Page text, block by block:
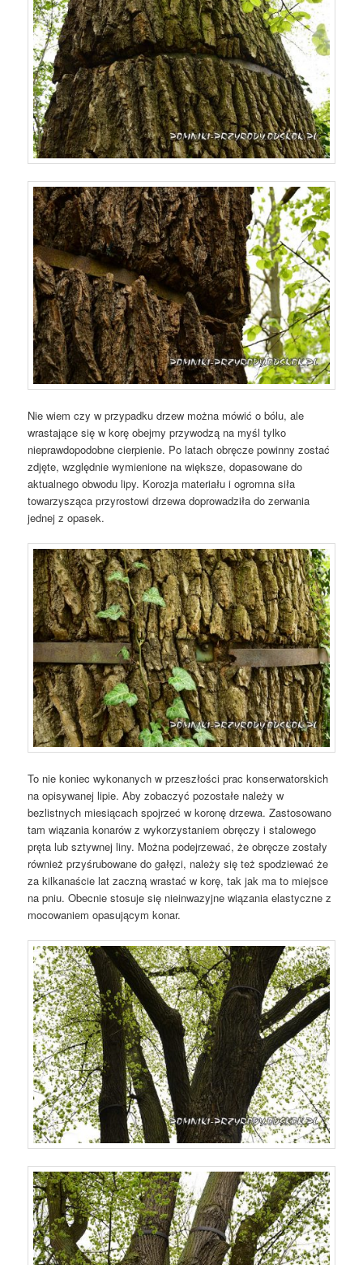
Nie wiem czy w przypadku drzew można mówić o bólu, ale
wrastające się w korę obejmy przywodzą na myśl tylko
nieprawdopodobne cierpienie. Po latach obręcze powinny zostać
zdjęte, względnie wymienione na większe, dopasowane do
aktualnego obwodu lipy. Korozja materiału i ogromna siła
towarzysząca przyrostowi drzewa doprowadziła do zerwania
jednej z opasek.
To nie koniec wykonanych w przeszłości prac konserwatorskich
na opisywanej lipie. Aby zobaczyć pozostałe należy w
bezlistnych miesiącach spojrzeć w koronę drzewa. Zastosowano
tam wiązania konarów z wykorzystaniem obręczy i stalowego
pręta lub sztywnej liny. Można podejrzewać, że obręcze zostały
również przyśrubowane do gałęzi, należy się też spodziewać że
za kilkanaście lat zaczną wrastać w korę, tak jak ma to miejsce
na pniu. Obecnie stosuje się nieinwazyjne wiązania elastyczne z
mocowaniem opasującym konar.